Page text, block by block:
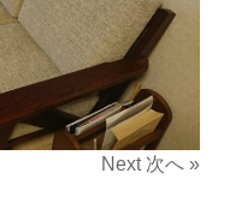
Next 次へ »